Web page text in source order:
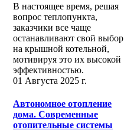
В настоящее время, решая
вопрос теплопункта,
заказчики все чаще
останавливают свой выбор
на крышной котельной,
мотивируя это их высокой
эффективностью.
01 Августа 2025 г.
Автономное отопление
дома. Современные
отопительные системы